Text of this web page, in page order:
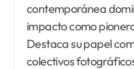
contemporánea
impacto como
Destaca su papel
colectivos